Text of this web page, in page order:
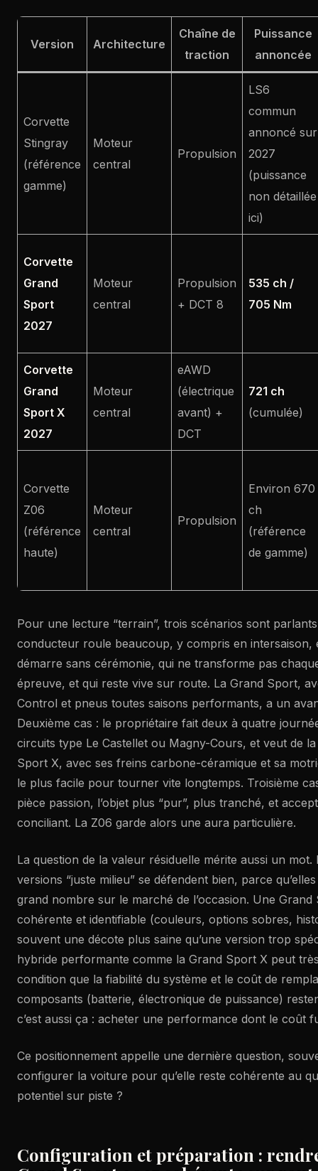
Version Architecture
Chaîne de
traction
Puissance
annoncée
Corvette
Stingray
(référence
gamme)
Moteur
central
Propulsion
LS6
commun
annoncé sur
2027
(puissance
non détaillée
ici)
Corvette
Grand
Sport
2027
Moteur
central
Propulsion
+ DCT 8
535 ch /
705 Nm
Corvette
Grand
Sport X
2027
Moteur
central
eAWD
(électrique
avant) +
DCT
721 ch
(cumulée)
Corvette
Z06
(référence
haute)
Moteur
central
Propulsion
Environ 670
ch
(référence
de gamme)
Pour une lecture “terrain”, trois scénarios sont
conducteur roule beaucoup, y compris en intersaison,
démarre sans cérémonie, qui ne transforme pas
épreuve, et qui reste vive sur route. La Grand Sport,
Control et pneus toutes saisons performants, a un
Deuxième cas : le propriétaire fait deux à quatre
circuits type Le Castellet ou Magny-Cours, et veut de
Sport X, avec ses freins carbone-céramique et sa
le plus facile pour tourner vite longtemps. Troisième
pièce passion, l’objet plus “pur”, plus tranché, et
conciliant. La Z06 garde alors une aura particulière.
La question de la valeur résiduelle mérite aussi un mot.
versions “juste milieu” se défendent bien, parce
grand nombre sur le marché de l’occasion. Une Grand
cohérente et identifiable (couleurs, options sobres,
souvent une décote plus saine qu’une version trop
hybride performante comme la Grand Sport X peut
condition que la fiabilité du système et le coût de
composants (batterie, électronique de puissance)
c’est aussi ça : acheter une performance dont le coût
Ce positionnement appelle une dernière question,
configurer la voiture pour qu’elle reste cohérente au
potentiel sur piste ?
Configuration et préparation :